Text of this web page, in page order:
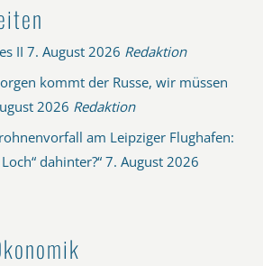
II 7. August 2026 Redaktion
kommt der Russe, wir müssen
2026 Redaktion
am Leipziger Flughafen:
dahinter?“ 7. August 2026